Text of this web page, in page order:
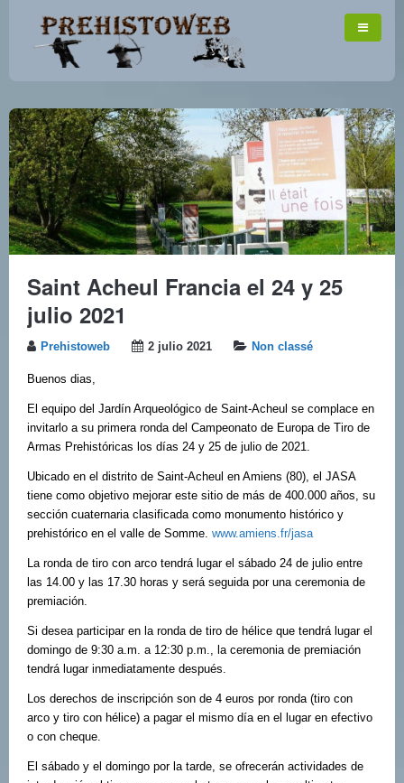
Saint Acheul Francia el 24 y 25
julio 2021
Prehistoweb 2 julio 2021 Non classé
Buenos dias,
El equipo del Jardín Arqueológico de Saint-Acheul se complace en
invitarlo a su primera ronda del Campeonato de Europa de Tiro de
Armas Prehistóricas los días 24 y 25 de julio de 2021.
Ubicado en el distrito de Saint-Acheul en Amiens (80), el JASA
tiene como objetivo mejorar este sitio de más de 400.000 años, su
sección cuaternaria clasificada como monumento histórico y
prehistórico en el valle de Somme. www.amiens.fr/jasa
La ronda de tiro con arco tendrá lugar el sábado 24 de julio entre
las 14.00 y las 17.30 horas y será seguida por una ceremonia de
premiación.
Si desea participar en la ronda de tiro de hélice que tendrá lugar el
domingo de 9:30 a.m. a 12:30 p.m., la ceremonia de premiación
tendrá lugar inmediatamente después.
Los derechos de inscripción son de 4 euros por ronda (tiro con
arco y tiro con hélice) a pagar el mismo día en el lugar en efectivo
o con cheque.
El sábado y el domingo por la tarde, se ofrecerán actividades de